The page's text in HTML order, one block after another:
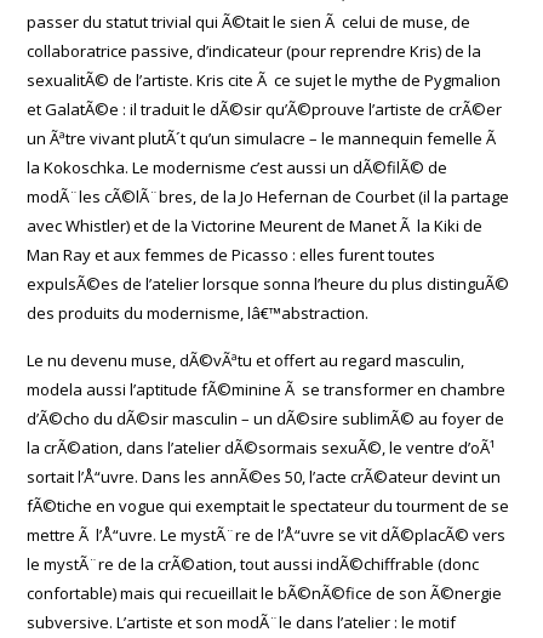
passer du statut trivial qui Ã©tait le sien Ã celui de muse, de
collaboratrice passive, d’indicateur (pour reprendre Kris) de la
sexualitÃ© de l’artiste. Kris cite Ã ce sujet le mythe de Pygmalion
et GalatÃ©e : il traduit le dÃ©sir qu’Ã©prouve l’artiste de crÃ©er
un Ãªtre vivant plutÃ´t qu’un simulacre – le mannequin femelle Ã
la Kokoschka. Le modernisme c’est aussi un dÃ©filÃ© de
modÃ¨les cÃ©lÃ¨bres, de la Jo Hefernan de Courbet (il la partage
avec Whistler) et de la Victorine Meurent de Manet Ã la Kiki de
Man Ray et aux femmes de Picasso : elles furent toutes
expulsÃ©es de l’atelier lorsque sonna l’heure du plus distinguÃ©
des produits du modernisme, lâ€™abstraction.
Le nu devenu muse, dÃ©vÃªtu et offert au regard masculin,
modela aussi l’aptitude fÃ©minine Ã se transformer en chambre
d’Ã©cho du dÃ©sir masculin – un dÃ©sire sublimÃ© au foyer de
la crÃ©ation, dans l’atelier dÃ©sormais sexuÃ©, le ventre d’oÃ¹
sortait l’Å“uvre. Dans les annÃ©es 50, l’acte crÃ©ateur devint un
fÃ©tiche en vogue qui exemptait le spectateur du tourment de se
mettre Ã l’Å“uvre. Le mystÃ¨re de l’Å“uvre se vit dÃ©placÃ© vers
le mystÃ¨re de la crÃ©ation, tout aussi indÃ©chiffrable (donc
confortable) mais qui recueillait le bÃ©nÃ©fice de son Ã©nergie
subversive. L’artiste et son modÃ¨le dans l’atelier : le motif